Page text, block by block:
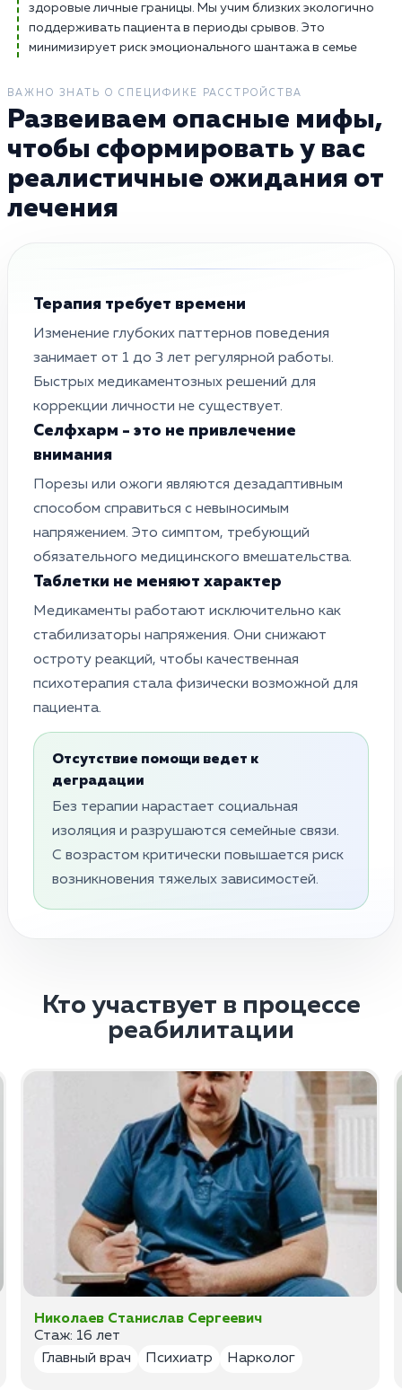
здоровые личные границы. Мы учим близких экологично
поддерживать пациента в периоды срывов. Это
минимизирует риск эмоционального шантажа в семье
ВАЖНО ЗНАТЬ О СПЕЦИФИКЕ РАССТРОЙСТВА
Развеиваем опасные мифы,
чтобы сформировать у вас
реалистичные ожидания от
лечения
Терапия требует времени
Изменение глубоких паттернов поведения
занимает от 1 до 3 лет регулярной работы.
Быстрых медикаментозных решений для
коррекции личности не существует.
Селфхарм - это не привлечение
внимания
Порезы или ожоги являются дезадаптивным
способом справиться с невыносимым
напряжением. Это симптом, требующий
обязательного медицинского вмешательства.
Таблетки не меняют характер
Медикаменты работают исключительно как
стабилизаторы напряжения. Они снижают
остроту реакций, чтобы качественная
психотерапия стала физически возможной для
пациента.
Отсутствие помощи ведет к
деградации
Без терапии нарастает социальная
изоляция и разрушаются семейные связи.
С возрастом критически повышается риск
возникновения тяжелых зависимостей.
Кто участвует в процессе
реабилитации
Николаев Станислав Сергеевич
Стаж: 16 лет
Главный врач
Психиатр Нарколог